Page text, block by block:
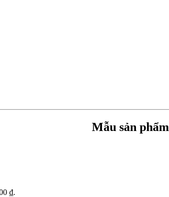
Mẫu sản phẩm
₫.